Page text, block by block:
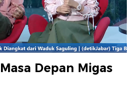
Depan Migas